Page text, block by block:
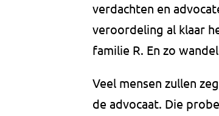
verdachten en
veroordeling al klaar
familie R. En zo
Veel mensen zullen
de advocaat. Die